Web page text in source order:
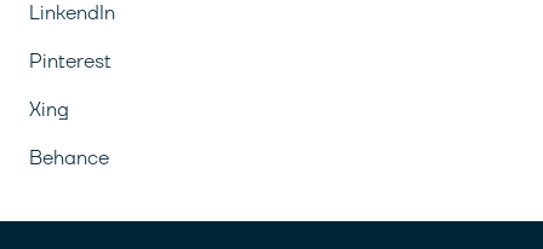
LinkendIn
Pinterest
Xing
Behance